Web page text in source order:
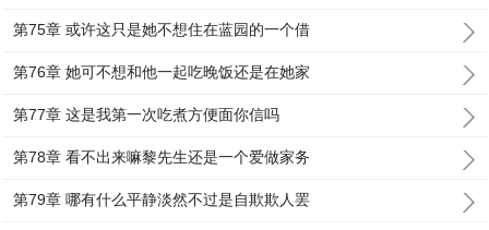
第75章 或许这只是她不想住在蓝园的一个借
第76章 她可不想和他一起吃晚饭还是在她家
第77章 这是我第一次吃煮方便面你信吗
第78章 看不出来嘛黎先生还是一个爱做家务
第79章 哪有什么平静淡然不过是自欺欺人罢